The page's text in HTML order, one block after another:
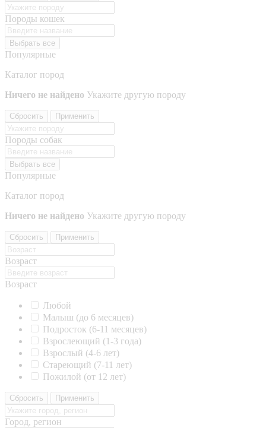
Породы кошек
Выбрать все
Популярные
Каталог пород
Ничего не найдено Укажите другую породу
Сбросить Применить
Породы собак
Выбрать все
Популярные
Каталог пород
Ничего не найдено Укажите другую породу
Сбросить Применить
Возраст
Возраст
Любой
Малыш (до 6 месяцев)
Подросток (6-11 месяцев)
Взрослеющий (1-3 года)
Взрослый (4-6 лет)
Стареющий (7-11 лет)
Пожилой (от 12 лет)
Сбросить Применить
Город, регион